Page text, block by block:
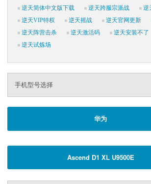
逆天简体中文版下载
逆天跨服宗派战
逆
逆天VIP特权
逆天摇战 逆天官网更新
逆天阵营击杀
逆天激活码 逆天安装不了
逆天试炼场
手机型号选择
华为
Ascend D1 XL U9500E